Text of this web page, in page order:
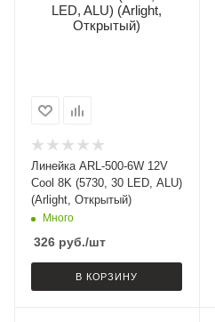
Линейка ARL-500-6W 12V
Cool 8K (5730, 30 LED, ALU)
(Arlight, Открытый)
Много
326 руб./шт
В КОРЗИНУ